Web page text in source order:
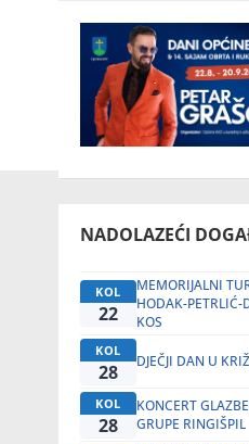
NADOLAZEĆI
KOL
22
MEMORIJALNI
HODAK-PETRLIĆ-
KOS
KOL
28 DJEČJI DAN U
KOL
28
KONCERT
GRUPE RINGIŠPIL